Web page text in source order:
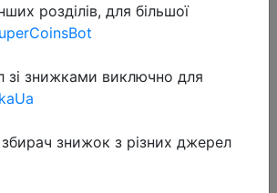
Cute Night Light
Night Lamp for
Kid Baby Christmas
розділів, для більшої
зі знижками виключно для
знижок з різних джерел